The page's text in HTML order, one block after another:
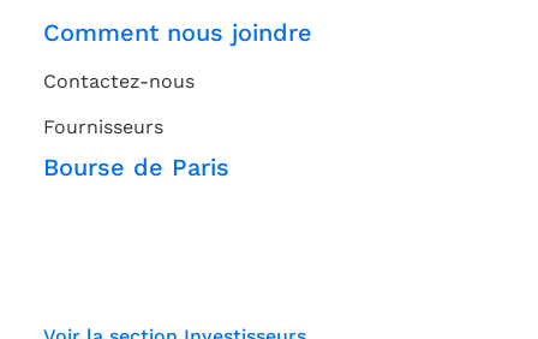
Comment nous joindre
Contactez-nous
Fournisseurs
Bourse de Paris